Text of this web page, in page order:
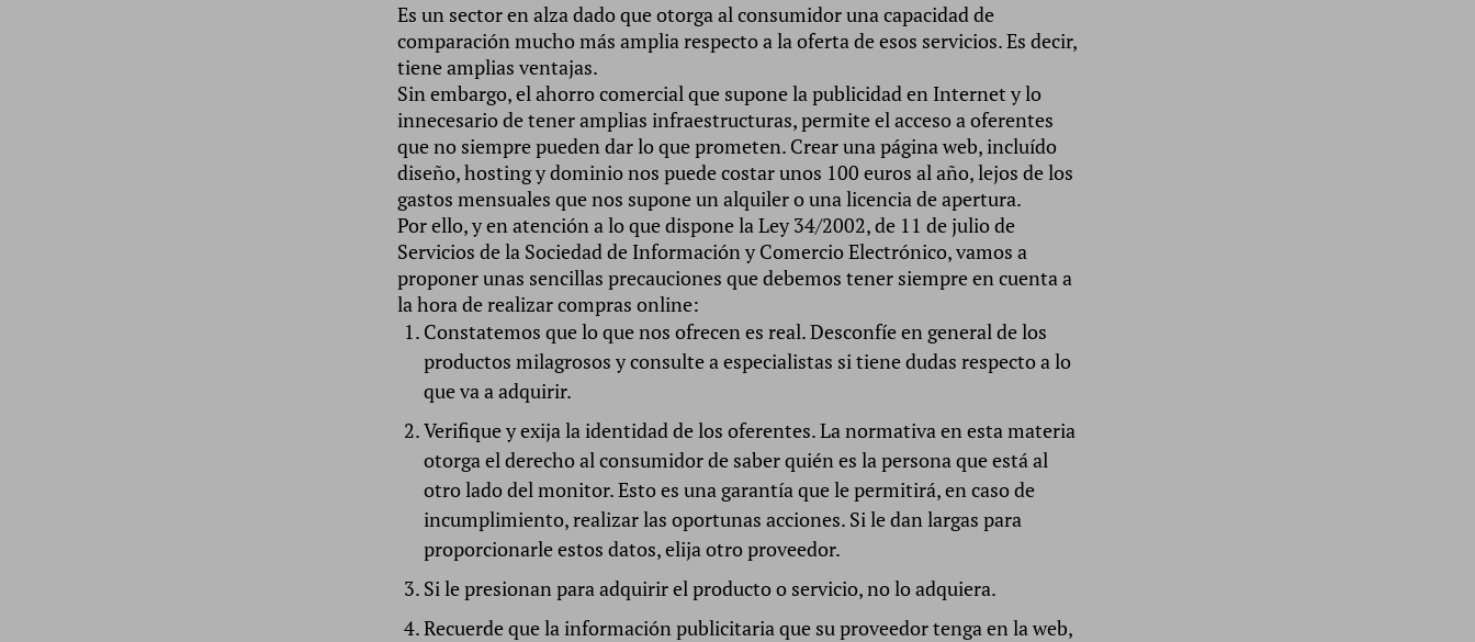
Es un sector en alza dado que otorga al consumidor una capacidad de
comparación mucho más amplia respecto a la oferta de esos servicios. Es decir,
tiene amplias ventajas.
Sin embargo, el ahorro comercial que supone la publicidad en Internet y lo
innecesario de tener amplias infraestructuras, permite el acceso a oferentes
que no siempre pueden dar lo que prometen. Crear una página web, incluído
diseño, hosting y dominio nos puede costar unos 100 euros al año, lejos de los
gastos mensuales que nos supone un alquiler o una licencia de apertura.
Por ello, y en atención a lo que dispone la Ley 34/2002, de 11 de julio de
Servicios de la Sociedad de Información y Comercio Electrónico, vamos a
proponer unas sencillas precauciones que debemos tener siempre en cuenta a
la hora de realizar compras online:
Constatemos que lo que nos ofrecen es real. Desconfíe en general de los
productos milagrosos y consulte a especialistas si tiene dudas respecto a lo
que va a adquirir.
Verifique y exija la identidad de los oferentes. La normativa en esta materia
otorga el derecho al consumidor de saber quién es la persona que está al
otro lado del monitor. Esto es una garantía que le permitirá, en caso de
incumplimiento, realizar las oportunas acciones. Si le dan largas para
proporcionarle estos datos, elija otro proveedor.
Si le presionan para adquirir el producto o servicio, no lo adquiera.
Recuerde que la información publicitaria que su proveedor tenga en la web,